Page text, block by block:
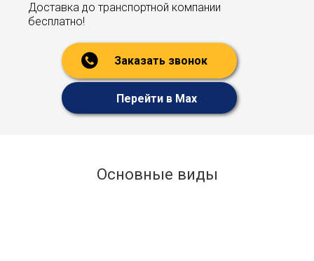
Доставка до транспортной компании
бесплатно!
Заказать звонок
Перейти в Max
Основные виды